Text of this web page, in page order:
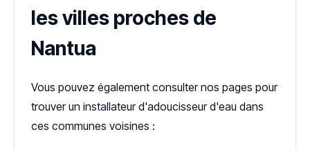
les villes proches de
Nantua
Vous pouvez également consulter nos pages pour
trouver un installateur d'adoucisseur d'eau dans
ces communes voisines :